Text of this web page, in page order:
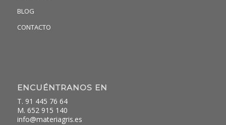
BLOG
CONTACTO
ENCUÉNTRANOS EN
T. 91 445 76 64
M. 652 915 140
info@materiagris.es